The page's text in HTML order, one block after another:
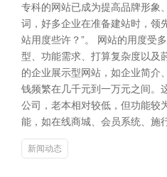
专科的网站已成为提高品牌形象
词，好多企业在准备建站时，领
站用度些许？”。 网站的用度受
型、功能需求、打算复杂度以及
的企业展示型网站，如企业简介
钱频繁在几千元到一万元之间。
公司，老本相对较低，但功能较
能，如在线商城、会员系统、施
新闻动态